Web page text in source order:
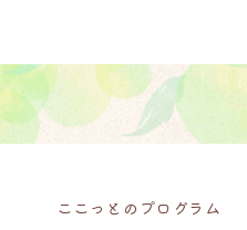
ここっとのプログラム